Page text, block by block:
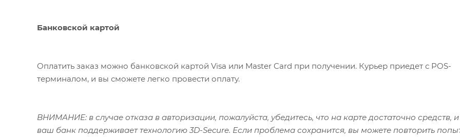
Банковской картой
Оплатить заказ можно банковской картой Visa или Master Card при получении. Курьер приедет с POS-
терминалом, и вы сможете легко провести оплату.
ВНИМАНИЕ: в случае отказа в авторизации, пожалуйста, убедитесь, что на карте достаточно средств, и
ваш банк поддерживает технологию 3D-Secure. Если проблема сохранится, вы можете повторить